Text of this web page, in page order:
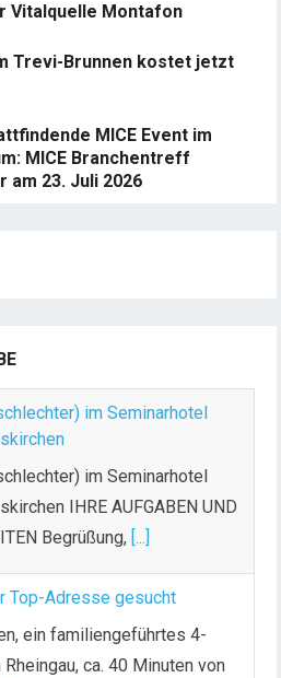
Vitalquelle Montafon
Trevi-Brunnen kostet jetzt
MICE Event im
MICE Branchentreff
am 23. Juli 2026
im Seminarhotel
im Seminarhotel
IHRE AUFGABEN UND
Begrüßung, [...]
Top-Adresse gesucht
ein familiengeführtes 4-
ca. 40 Minuten von